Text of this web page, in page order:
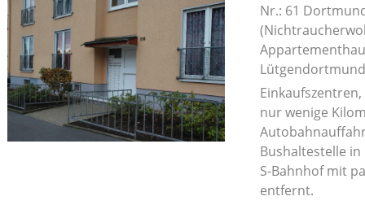
Nr.: 61
nur wenige
Bushaltestelle
S-Bahnhof mit
entfernt.